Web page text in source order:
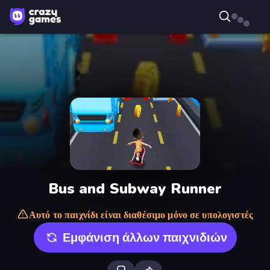
Bus and Subway Runner
Αυτό το παιχνίδι είναι διαθέσιμο μόνο σε υπολογιστές
Εμφάνιση άλλων παιχνιδιών